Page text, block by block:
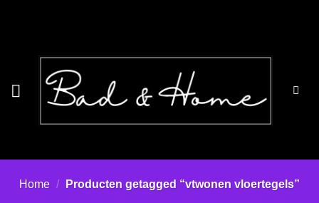
Home / Producten getagged “vtwonen vloertegels”